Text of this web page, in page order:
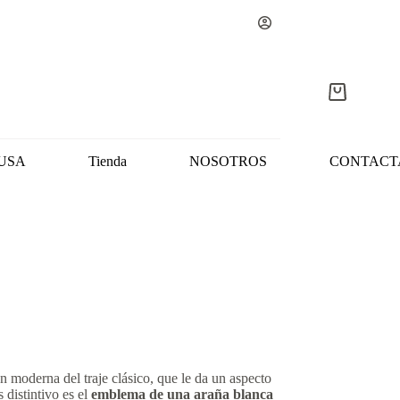
Carro
Tienda NOSOTROS
del traje clásico, que le da un aspecto
distintivo es elemblema de una araña blanca